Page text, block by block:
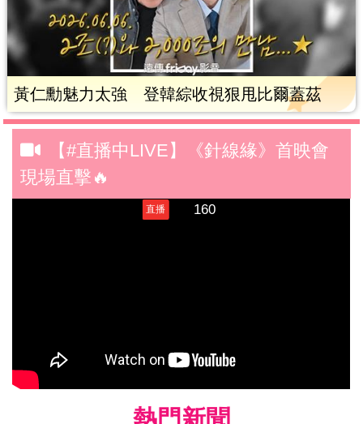
黃仁勳魅力太強 登韓綜收視狠甩比爾蓋茲
【#直播中LIVE】《針線緣》首映會
現場直擊🔥
熱門新聞